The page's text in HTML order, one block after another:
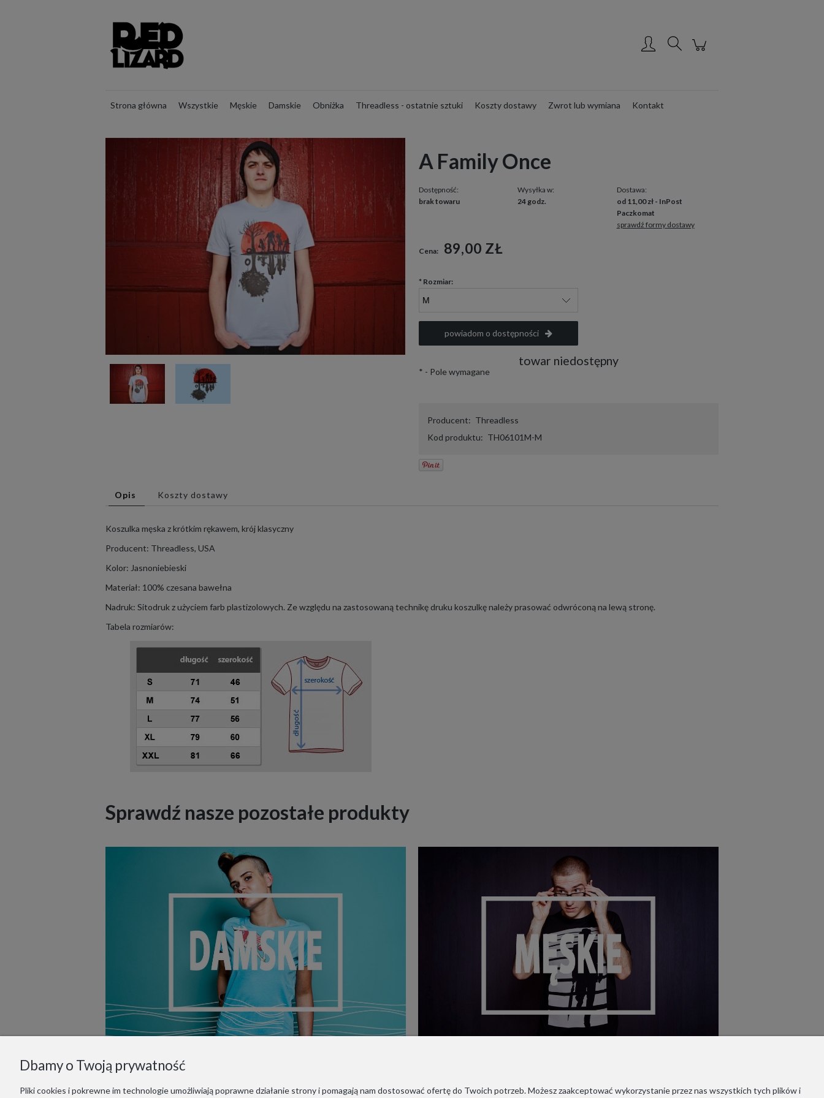
Strona główna Wszystkie Męskie Damskie Obniżka Threadless - ostatnie sztuki Koszty dostawy Zwrot lub wymiana Kontakt
A Family Once
Dostępność:
brak towaru
Wysyłka w:
24 godz.
Dostawa:
od 11,00 zł - InPost
Paczkomat
sprawdź formy dostawy
Cena: 89,00 ZŁ
* Rozmiar:
powiadom o dostępności
towar niedostępny
* - Pole wymagane
Producent: Threadless
Kod produktu: TH06101M-M
Opis Koszty dostawy
Koszulka męska z krótkim rękawem, krój klasyczny
Producent: Threadless, USA
Kolor: Jasnoniebieski
Materiał: 100% czesana bawełna
Nadruk: Sitodruk z użyciem farb plastizolowych. Ze względu na zastosowaną technikę druku koszulkę należy prasować odwróconą na lewą stronę.
Tabela rozmiarów:
Sprawdź nasze pozostałe produkty
Dbamy o Twoją prywatność
Pliki cookies i pokrewne im technologie umożliwiają poprawne działanie strony i pomagają nam dostosować ofertę do Twoich potrzeb. Możesz zaakceptować wykorzystanie przez nas wszystkich tych plików i